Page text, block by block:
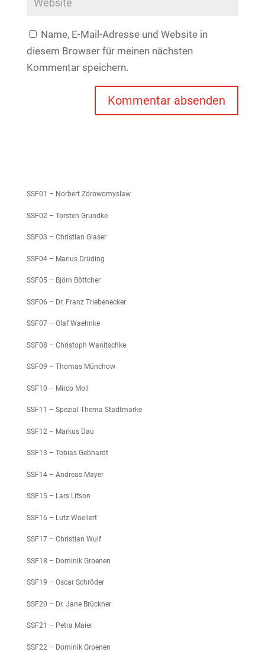
Name, E-Mail-Adresse und Website in
diesem Browser für meinen nächsten
Kommentar speichern.
SSF01 – Norbert Zdrowomyslaw
SSF02 – Torsten Grundke
SSF03 – Christian Glaser
SSF04 – Marius Drüding
SSF05 – Björn Böttcher
SSF06 – Dr. Franz Triebenecker
SSF07 – Olaf Waehnke
SSF08 – Christoph Wanitschke
SSF09 – Thomas Münchow
SSF10 – Mirco Moll
SSF11 – Spezial Thema Stadtmarke
SSF12 – Markus Dau
SSF13 – Tobias Gebhardt
SSF14 – Andreas Mayer
SSF15 – Lars Lifson
SSF16 – Lutz Woellert
SSF17 – Christian Wulf
SSF18 – Dominik Groenen
SSF19 – Oscar Schröder
SSF20 – Dr. Jane Brückner
SSF21 – Petra Maier
SSF22 – Dominik Groenen